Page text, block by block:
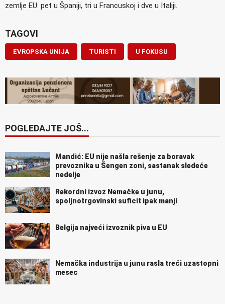
zemlje EU: pet u Španiji, tri u Francuskoj i dve u Italiji.
TAGOVI
EVROPSKA UNIJA TURISTI U FOKUSU
POGLEDAJTE JOŠ...
Mandić: EU nije našla rešenje za boravak
prevoznika u Šengen zoni, sastanak sledeće
nedelje
Rekordni izvoz Nemačke u junu,
spoljnotrgovinski suficit ipak manji
Belgija najveći izvoznik piva u EU
Nemačka industrija u junu rasla treći uzastopni
mesec